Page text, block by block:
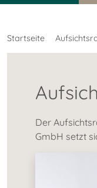
Startseite
Der
GmbH setzt